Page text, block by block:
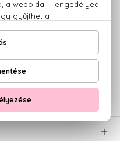
+36 20